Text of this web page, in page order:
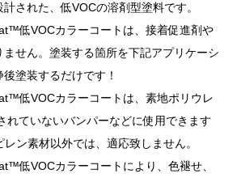
された、低VOCの溶剤型塗料です。
低VOCカラーコートは、接着促進剤や
せん。塗装する箇所を下記アプリケーシ
塗装するだけです！
低VOCカラーコートは、素地ポリウレ
れていないバンパーなどに使用できます
ン素材以外では、適応致しません。
低VOCカラーコートにより、色褪せ、